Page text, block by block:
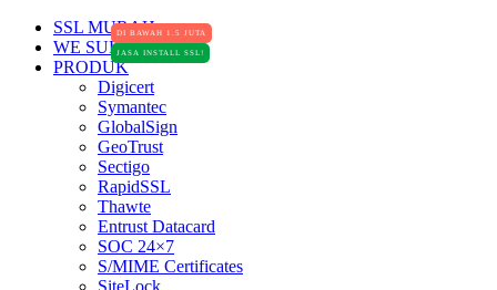
DI BAWAH 1.5 JUTA
SSL MURAH
JASA INSTALL SSL!
WE SUPPORT
PRODUK
Digicert
Symantec
GlobalSign
GeoTrust
Sectigo
RapidSSL
Thawte
Entrust Datacard
SOC 24×7
S/MIME Certificates
SiteLock